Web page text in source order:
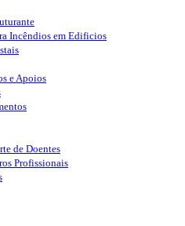
Incêndios em Edificios
e Apoios
de Doentes
Profissionais